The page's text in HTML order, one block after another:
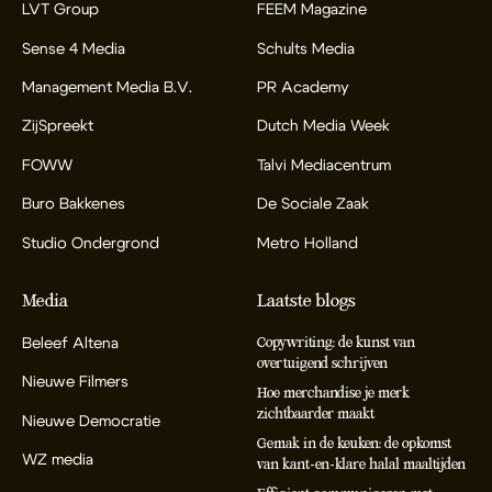
LVT Group
Sense 4 Media
Management Media B.V.
ZijSpreekt
FOWW
Buro Bakkenes
Studio Ondergrond
FEEM Magazine
Schults Media
PR Academy
Dutch Media Week
Talvi Mediacentrum
De Sociale Zaak
Metro Holland
Media
Beleef Altena
Nieuwe Filmers
Nieuwe Democratie
WZ media
Laatste blogs
Copywriting: de kunst van
overtuigend schrijven
Hoe merchandise je merk
zichtbaarder maakt
Gemak in de keuken: de opkomst
van kant-en-klare halal maaltijden